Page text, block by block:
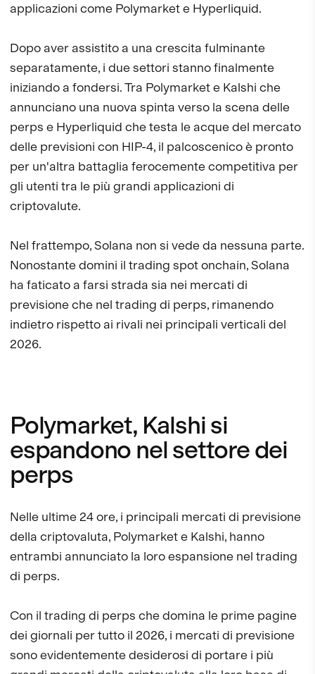
applicazioni come Polymarket e Hyperliquid.
Dopo aver assistito a una crescita fulminante
separatamente, i due settori stanno finalmente
iniziando a fondersi. Tra Polymarket e Kalshi che
annunciano una nuova spinta verso la scena delle
perps e Hyperliquid che testa le acque del mercato
delle previsioni con HIP-4, il palcoscenico è pronto
per un'altra battaglia ferocemente competitiva per
gli utenti tra le più grandi applicazioni di
criptovalute.
Nel frattempo, Solana non si vede da nessuna parte.
Nonostante domini il trading spot onchain, Solana
ha faticato a farsi strada sia nei mercati di
previsione che nel trading di perps, rimanendo
indietro rispetto ai rivali nei principali verticali del
2026.
Polymarket, Kalshi si
espandono nel settore dei
perps
Nelle ultime 24 ore, i principali mercati di previsione
della criptovaluta, Polymarket e Kalshi, hanno
entrambi annunciato la loro espansione nel trading
di perps.
Con il trading di perps che domina le prime pagine
dei giornali per tutto il 2026, i mercati di previsione
sono evidentemente desiderosi di portare i più